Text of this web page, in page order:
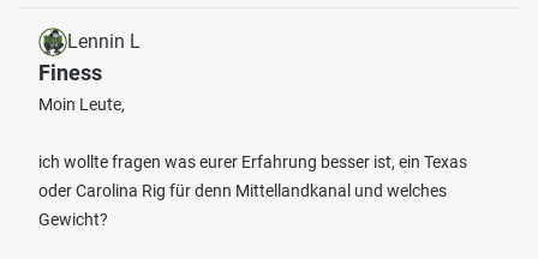
Lennin L
Finess
Moin Leute,
ich wollte fragen was eurer Erfahrung besser ist, ein Texas
oder Carolina Rig für denn Mittellandkanal und welches
Gewicht?